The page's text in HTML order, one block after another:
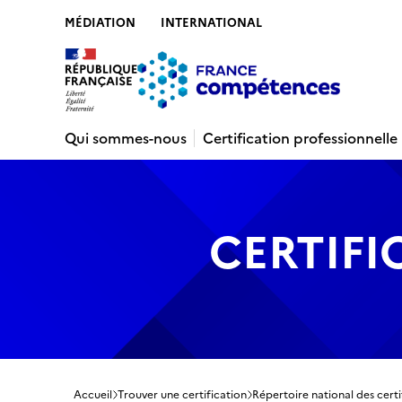
MÉDIATION INTERNATIONAL
Qui sommes-nous
Certification professionnelle
Accueil Trouver une certification Répertoire national des